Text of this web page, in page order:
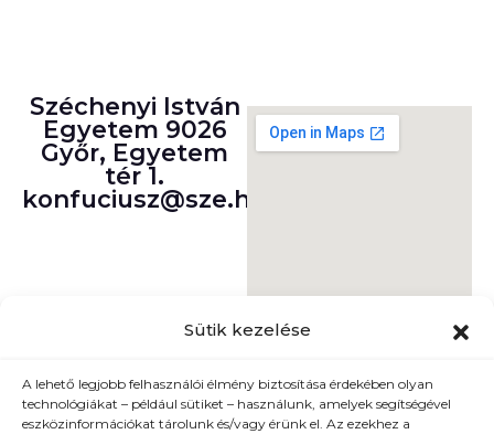
Sütik kezelése
A lehető legjobb felhasználói élmény biztosítása érdekében olyan
technológiákat – például sütiket – használunk, amelyek segítségével
eszközinformációkat tárolunk és/vagy érünk el. Az ezekhez a
Széchenyi István
Egyetem 9026
Győr, Egyetem
tér 1.
konfuciusz@sze.hu